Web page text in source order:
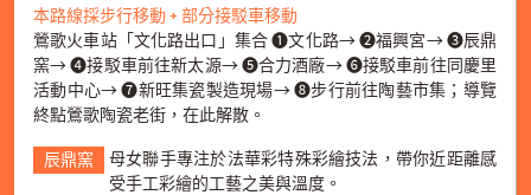
本路線採步行移動 + 部分接駁車移動
鶯歌火車站「文化路出口」集合 ➊文化路→ ➋福興宮→ ➌辰鼎
窯→ ➍接駁車前往新太源→ ➎合力酒廠→ ➏接駁車前往同慶里
活動中心→ ➐新旺集瓷製造現場→ ➑步行前往陶藝市集；導覽
終點鶯歌陶瓷老街，在此解散。
辰鼎窯
母女聯手專注於法華彩特殊彩繪技法，帶你近距離感
受手工彩繪的工藝之美與溫度。